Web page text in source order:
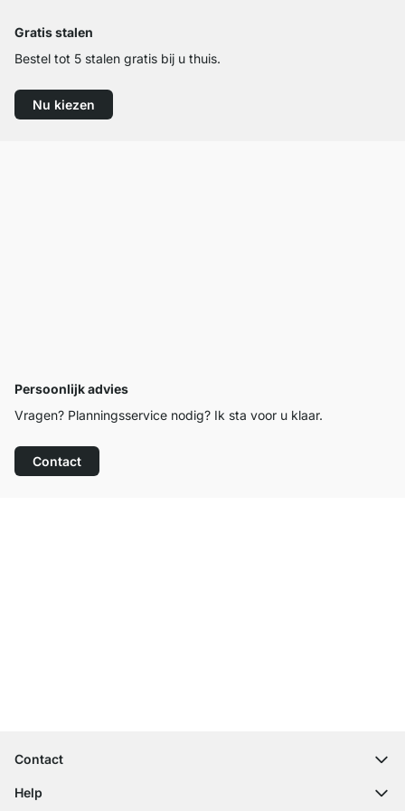
Gratis stalen
Bestel tot 5 stalen gratis bij u thuis.
Nu kiezen
Persoonlijk advies
Vragen? Planningsservice nodig? Ik sta voor u klaar.
Contact
Contact
contact@regalraum.com
Help